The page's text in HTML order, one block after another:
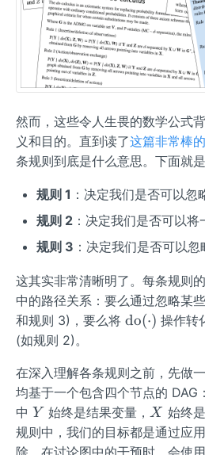
然而，这些令人生畏的数学公式
义和目的。直到读了这篇非常棒
条规则到底是什么意思。下面就
规则 1 ：决定我们是否可以忽
规则 2：决定我们是否可以将
规则 3 ：决定我们是否可以忽
这其实非常清晰明了。每条规则
中的路径关系：要么通过忽略某
和规则 3)，要么将 \o
or
na
me
{d
o}
do(⋅) 操作转
(如规则 2)。
在深入理解各条规则之前，先做
均基于一个包含四个节点的 DAG：
中 Y
Y 始终是结果变量， X
X 始终
规则中，我们的目标都是通过应
除。在讨论图中的干预时，会使